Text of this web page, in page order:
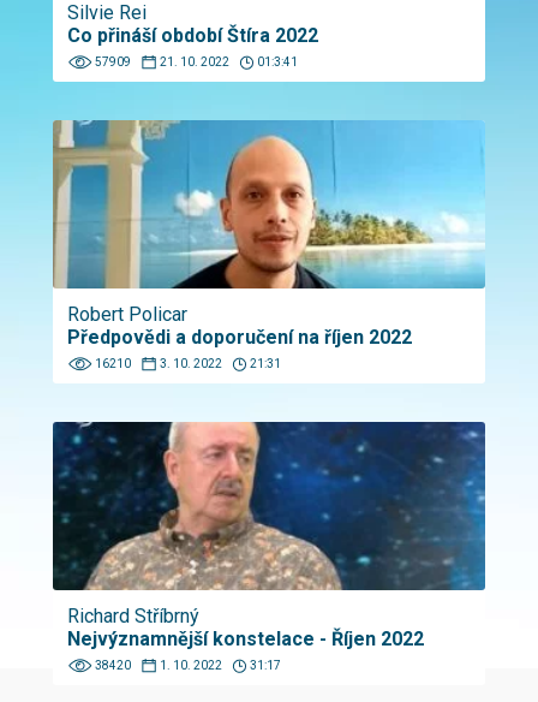
Silvie Rei
Co přináší období Štíra 2022
57909 21. 10. 2022 01:3:41
Robert Policar
Předpovědi a doporučení na říjen 2022
16210 3. 10. 2022 21:31
Richard Stříbrný
Nejvýznamnější konstelace - Říjen 2022
38420 1. 10. 2022 31:17